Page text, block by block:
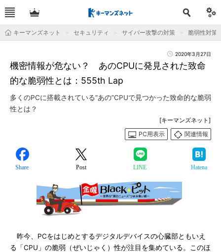
キーマンズネット セキュリティ サイバー攻撃の対策 脆弱性対策
2020年3月27日
機密情報が危ない？ あのCPUに発見された致命
的な脆弱性とは：555th Lap
多くのPCに搭載されている”あの”CPUで見つかった致命的な脆弱
性とは？
[キーマンズネット]
PC用表示
関連情報
Share Post LINE Hatena
昨今、PCをはじめとするデジタルデバイスの心臓部ともいえ
る「CPU」の脆弱（ぜいじゃく）性が注目を集めている。このほ